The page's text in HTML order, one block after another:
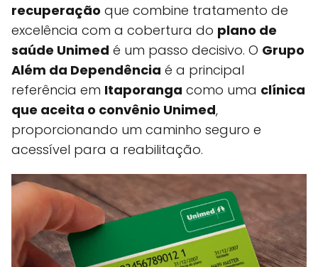
recuperação que combine tratamento de
excelência com a cobertura do plano de
saúde Unimed é um passo decisivo. O Grupo
Além da Dependência é a principal
referência em Itaporanga como uma clínica
que aceita o convênio Unimed,
proporcionando um caminho seguro e
acessível para a reabilitação.